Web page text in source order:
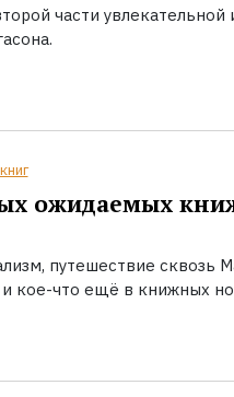
части увлекательной
ожидаемых
путешествие сквозь
и кое-что ещё в книжных